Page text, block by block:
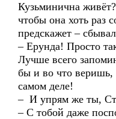
Кузьминична
чтобы она хоть раз
предскажет –
– Ерунда! Просто
Лучше всего
бы и во что веришь,
самом деле!
– И упрям же ты,
– С тобой даже